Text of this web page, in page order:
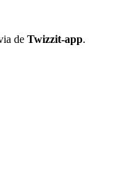
de Twizzit-app.